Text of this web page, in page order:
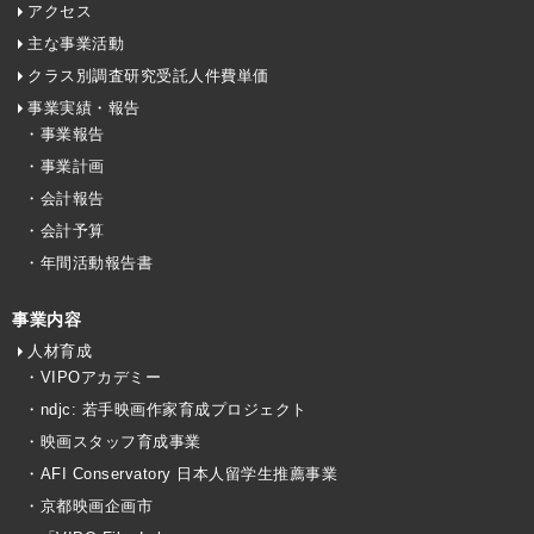
アクセス
主な事業活動
クラス別調査研究受託人件費単価
事業実績・報告
・事業報告
・事業計画
・会計報告
・会計予算
・年間活動報告書
事業内容
人材育成
・VIPOアカデミー
・ndjc: 若手映画作家育成プロジェクト
・映画スタッフ育成事業
・AFI Conservatory 日本人留学生推薦事業
・京都映画企画市